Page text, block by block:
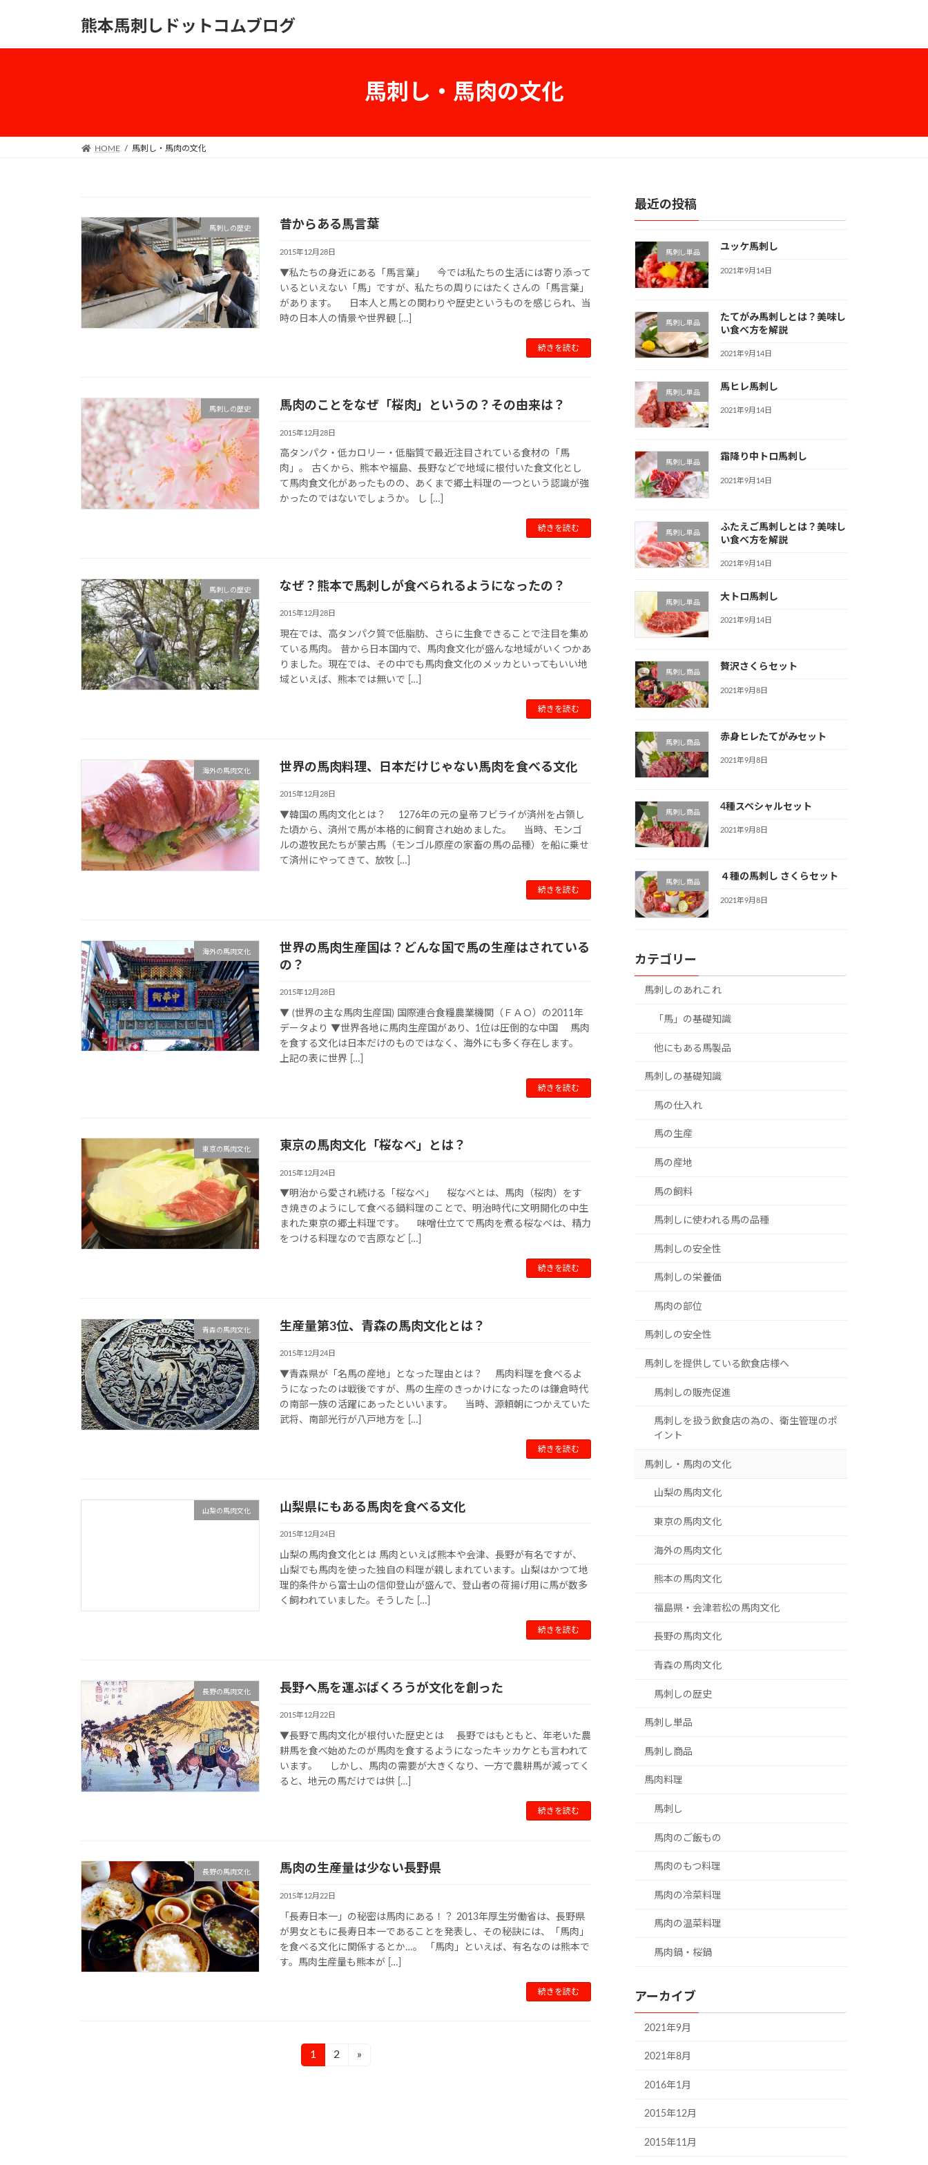
熊本馬刺しドットコムブログ
馬刺し・馬肉の文化
HOME 馬刺し・馬肉の文化
馬刺しの歴史 昔からある馬言葉
2015年12月28日
▼私たちの身近にある「馬言葉」 今では私たちの生活には寄り添って
いるといえない「馬」ですが、私たちの周りにはたくさんの「馬言葉」
があります。 日本人と馬との関わりや歴史というものを感じられ、当
時の日本人の情景や世界観 […]
続きを読む
馬刺しの歴史 馬肉のことをなぜ「桜肉」というの？その由来は？
2015年12月28日
高タンパク・低カロリー・低脂質で最近注目されている食材の「馬
肉」。 古くから、熊本や福島、長野などで地域に根付いた食文化とし
て馬肉食文化があったものの、あくまで郷土料理の一つという認識が強
かったのではないでしょうか。 し […]
続きを読む
馬刺しの歴史 なぜ？熊本で馬刺しが食べられるようになったの？
2015年12月28日
現在では、高タンパク質で低脂肪、さらに生食できることで注目を集め
ている馬肉。 昔から日本国内で、馬肉食文化が盛んな地域がいくつかあ
りました。現在では、その中でも馬肉食文化のメッカといってもいい地
域といえば、熊本では無いで […]
続きを読む
海外の馬肉文化 世界の馬肉料理、日本だけじゃない馬肉を食べる文化
2015年12月28日
▼韓国の馬肉文化とは？ 1276年の元の皇帝フビライが済州を占領し
た頃から、済州で馬が本格的に飼育され始めました。 当時、モンゴ
ルの遊牧民たちが蒙古馬（モンゴル原産の家畜の馬の品種）を船に乗せ
て済州にやってきて、放牧 […]
続きを読む
海外の馬肉文化
世界の馬肉生産国は？どんな国で馬の生産はされている
の？
2015年12月28日
▼ (世界の主な馬肉生産国) 国際連合食糧農業機関（ＦＡＯ）の2011年
データより ▼世界各地に馬肉生産国があり、1位は圧倒的な中国 馬肉
を食する文化は日本だけのものではなく、海外にも多く存在します。
上記の表に世界 […]
続きを読む
東京の馬肉文化 東京の馬肉文化「桜なべ」とは？
2015年12月24日
▼明治から愛され続ける「桜なべ」 桜なべとは、馬肉（桜肉）をす
き焼きのようにして食べる鍋料理のことで、明治時代に文明開化の中生
まれた東京の郷土料理です。 味噌仕立てで馬肉を煮る桜なべは、精力
をつける料理なので吉原など […]
続きを読む
青森の馬肉文化 生産量第3位、青森の馬肉文化とは？
2015年12月24日
▼青森県が「名馬の産地」となった理由とは？ 馬肉料理を食べるよ
うになったのは戦後ですが、馬の生産のきっかけになったのは鎌倉時代
の南部一族の活躍にあったといいます。 当時、源頼朝につかえていた
武将、南部光行が八戸地方を […]
続きを読む
山梨の馬肉文化 山梨県にもある馬肉を食べる文化
2015年12月24日
山梨の馬肉食文化とは 馬肉といえば熊本や会津、長野が有名ですが、
山梨でも馬肉を使った独自の料理が親しまれています。山梨はかつて地
理的条件から富士山の信仰登山が盛んで、登山者の荷揚げ用に馬が数多
く飼われていました。そうした […]
続きを読む
長野の馬肉文化 長野へ馬を運ぶばくろうが文化を創った
2015年12月22日
▼長野で馬肉文化が根付いた歴史とは 長野ではもともと、年老いた農
耕馬を食べ始めたのが馬肉を食するようになったキッカケとも言われて
います。 しかし、馬肉の需要が大きくなり、一方で農耕馬が減ってく
ると、地元の馬だけでは供 […]
続きを読む
長野の馬肉文化 馬肉の生産量は少ない長野県
2015年12月22日
「長寿日本一」の秘密は馬肉にある！？ 2013年厚生労働省は、長野県
が男女ともに長寿日本一であることを発表し、その秘訣には、「馬肉」
を食べる文化に関係するとか…。 「馬肉」といえば、有名なのは熊本で
す。馬肉生産量も熊本が […]
続きを読む
固
1
固
2 »
最近の投稿
馬刺し単品
ユッケ馬刺し
2021年9月14日
馬刺し単品
たてがみ馬刺しとは？美味し
い食べ方を解説
2021年9月14日
馬刺し単品
馬ヒレ馬刺し
2021年9月14日
馬刺し単品
霜降り中トロ馬刺し
2021年9月14日
馬刺し単品
ふたえご馬刺しとは？美味し
い食べ方を解説
2021年9月14日
馬刺し単品
大トロ馬刺し
2021年9月14日
馬刺し商品
贅沢さくらセット
2021年9月8日
馬刺し商品
赤身ヒレたてがみセット
2021年9月8日
馬刺し商品
4種スペシャルセット
2021年9月8日
馬刺し商品
４種の馬刺し さくらセット
2021年9月8日
カテゴリー
馬刺しのあれこれ
「馬」の基礎知識
他にもある馬製品
馬刺しの基礎知識
馬の仕入れ
馬の生産
馬の産地
馬の飼料
馬刺しに使われる馬の品種
馬刺しの安全性
馬刺しの栄養価
馬肉の部位
馬刺しの安全性
馬刺しを提供している飲食店様へ
馬刺しの販売促進
馬刺しを扱う飲食店の為の、衛生管理のポ
イント
馬刺し・馬肉の文化
山梨の馬肉文化
東京の馬肉文化
海外の馬肉文化
熊本の馬肉文化
福島県・会津若松の馬肉文化
長野の馬肉文化
青森の馬肉文化
馬刺しの歴史
馬刺し単品
馬刺し商品
馬肉料理
馬刺し
馬肉のご飯もの
馬肉のもつ料理
馬肉の冷菜料理
馬肉の温菜料理
馬肉鍋・桜鍋
アーカイブ
2021年9月
2021年8月
2016年1月
2015年12月
2015年11月